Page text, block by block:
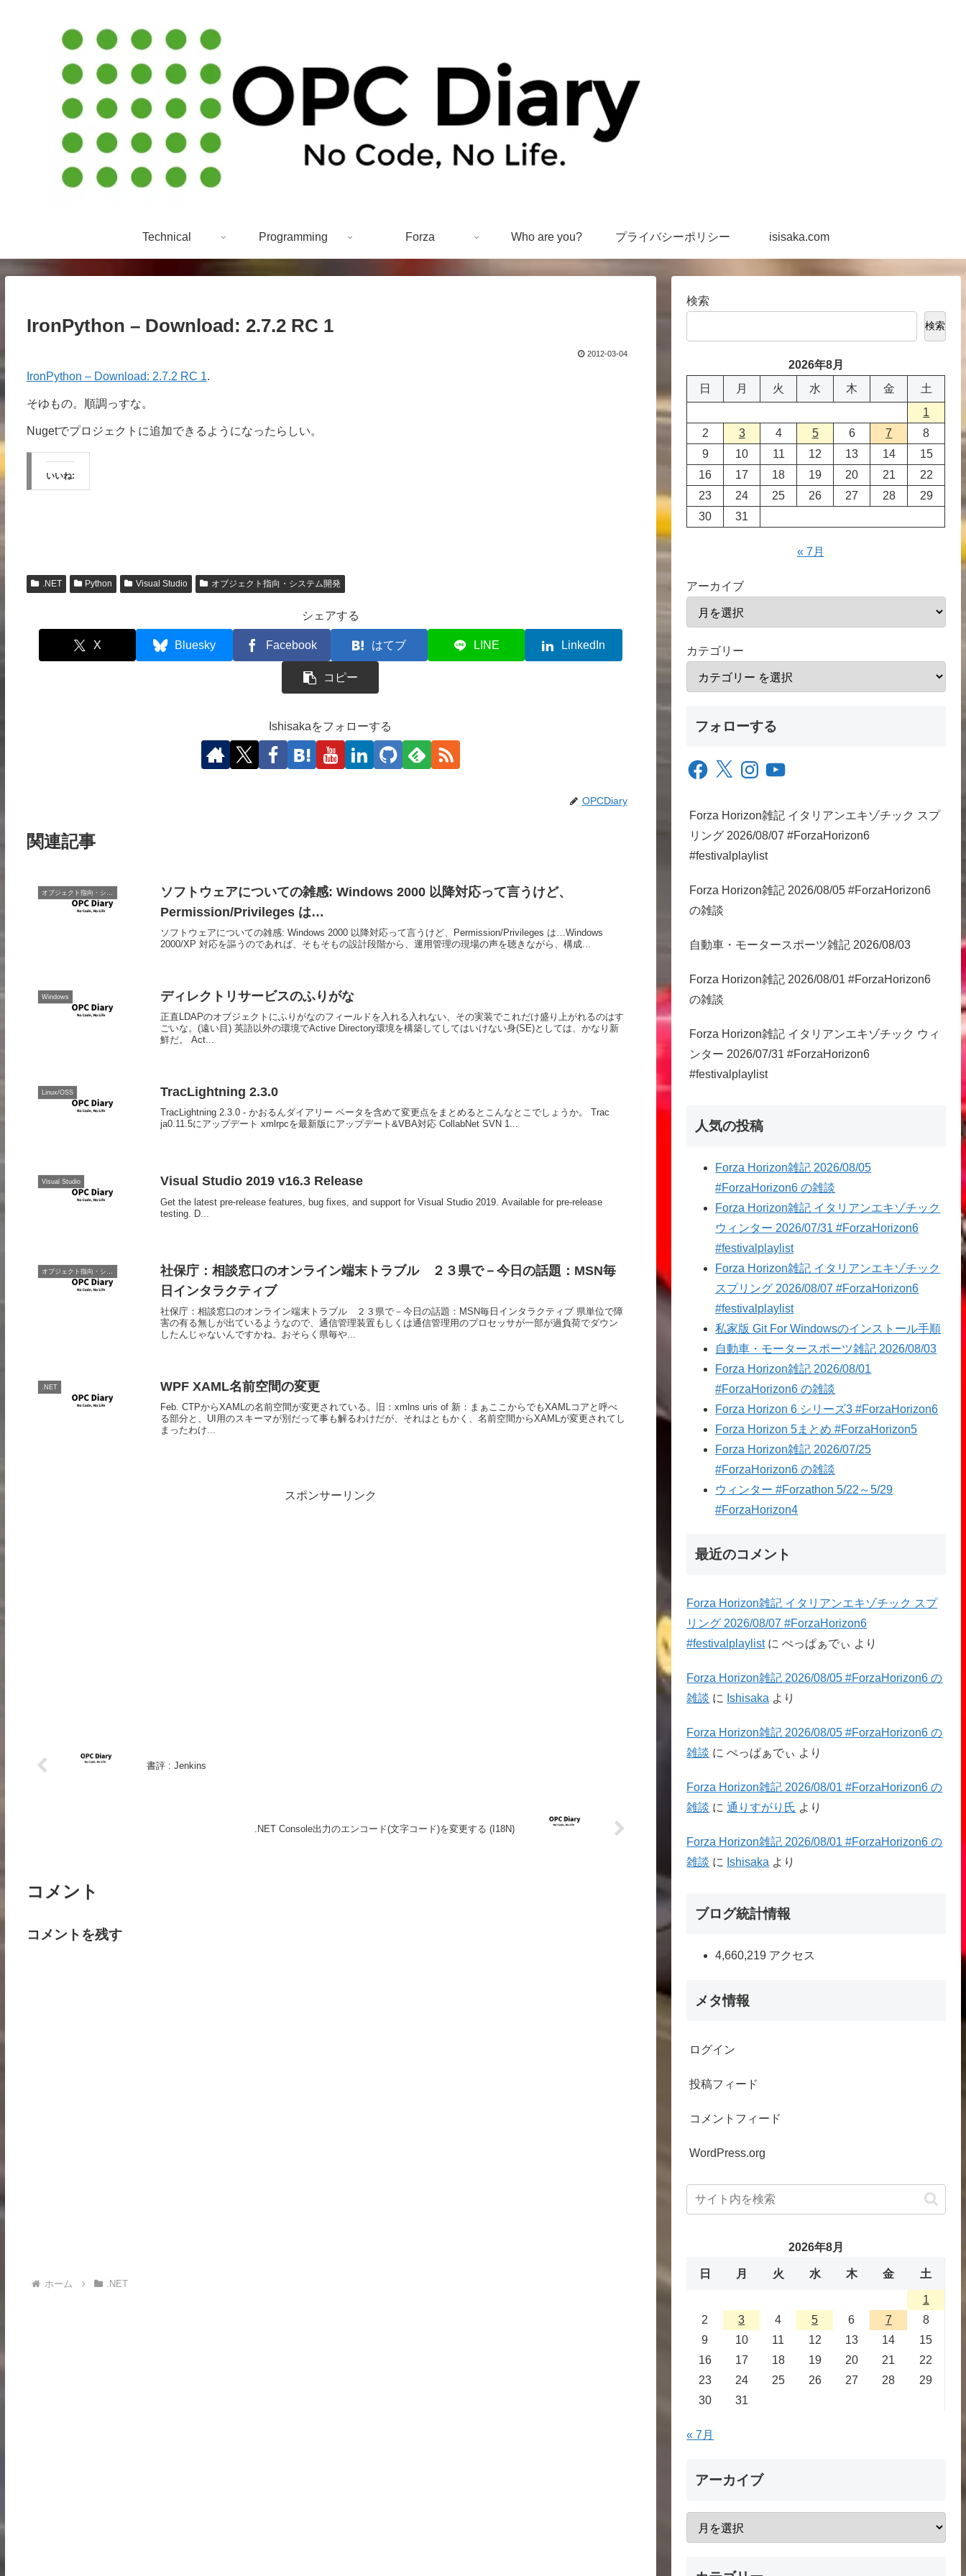
Technical Programming Forza Who are you? プライバシーポリシー isisaka.com
IronPython – Download: 2.7.2 RC 1
2012-03-04
IronPython – Download: 2.7.2 RC 1.
そゆもの。順調っすな。
Nugetでプロジェクトに追加できるようになったらしい。
いいね:
.NET Python Visual Studio オブジェクト指向・システム開発
シェアする
X Bluesky Facebook はてブ LINE LinkedIn
コピー
Ishisakaをフォローする
OPCDiary
関連記事
オブジェクト指向・システム開発
ソフトウェアについての雑感: Windows 2000 以降対応って言うけど、
Permission/Privileges は…
ソフトウェアについての雑感: Windows 2000 以降対応って言うけど、Permission/Privileges は…Windows
2000/XP 対応を謳うのであれば、そもそもの設計段階から、運用管理の現場の声を聴きながら、構成...
Windows ディレクトリサービスのふりがな
正直LDAPのオブジェクトにふりがなのフィールドを入れる入れない、その実装でこれだけ盛り上がれるのはす
ごいな。(遠い目) 英語以外の環境でActive Directory環境を構築してしてはいけない身(SE)としては、かなり新
鮮だ。 Act...
Linux/OSS TracLightning 2.3.0
TracLightning 2.3.0 - かおるんダイアリー ベータを含めて変更点をまとめるとこんなとこでしょうか。 Trac
ja0.11.5にアップデート xmlrpcを最新版にアップデート&VBA対応 CollabNet SVN 1...
Visual Studio Visual Studio 2019 v16.3 Release
Get the latest pre-release features, bug fixes, and support for Visual Studio 2019. Available for pre-release
testing. D...
オブジェクト指向・システム開発
社保庁：相談窓口のオンライン端末トラブル ２３県で－今日の話題：MSN毎
日インタラクティブ
社保庁：相談窓口のオンライン端末トラブル ２３県で－今日の話題：MSN毎日インタラクティブ 県単位で障
害の有る無しが出ているようなので、通信管理装置もしくは通信管理用のプロセッサが一部が過負荷でダウン
したんじゃないんですかね。おそらく県毎や...
.NET WPF XAML名前空間の変更
Feb. CTPからXAMLの名前空間が変更されている。旧：xmlns uris of 新：まぁここからでもXAMLコアと呼べ
る部分と、UI用のスキーマが別だって事も解るわけだが、それはともかく、名前空間からXAMLが変更されてし
まったわけ...
スポンサーリンク
書評 : Jenkins
.NET Console出力のエンコード(文字コード)を変更する (I18N)
コメント
コメントを残す
ホーム .NET
検索
検索
2026年8月
日
月 火 水 木 金
土
1
2
3 4 5 6 7
8
9
10 11 12 13 14
15
16
17 18 19 20 21
22
23
24 25 26 27 28
29
30
31
« 7月
アーカイブ
カテゴリー
フォローする
Facebook
X InstagramYouTube
Forza Horizon雑記 イタリアンエキゾチック スプ
リング 2026/08/07 #ForzaHorizon6
#festivalplaylist
Forza Horizon雑記 2026/08/05 #ForzaHorizon6
の雑談
自動車・モータースポーツ雑記 2026/08/03
Forza Horizon雑記 2026/08/01 #ForzaHorizon6
の雑談
Forza Horizon雑記 イタリアンエキゾチック ウィ
ンター 2026/07/31 #ForzaHorizon6
#festivalplaylist
人気の投稿
Forza Horizon雑記 2026/08/05
#ForzaHorizon6 の雑談
Forza Horizon雑記 イタリアンエキゾチック
ウィンター 2026/07/31 #ForzaHorizon6
#festivalplaylist
Forza Horizon雑記 イタリアンエキゾチック
スプリング 2026/08/07 #ForzaHorizon6
#festivalplaylist
私家版 Git For Windowsのインストール手順
自動車・モータースポーツ雑記 2026/08/03
Forza Horizon雑記 2026/08/01
#ForzaHorizon6 の雑談
Forza Horizon 6 シリーズ3 #ForzaHorizon6
Forza Horizon 5まとめ #ForzaHorizon5
Forza Horizon雑記 2026/07/25
#ForzaHorizon6 の雑談
ウィンター #Forzathon 5/22～5/29
#ForzaHorizon4
最近のコメント
Forza Horizon雑記 イタリアンエキゾチック スプ
リング 2026/08/07 #ForzaHorizon6
#festivalplaylistにぺっぱぁでぃ より
Forza Horizon雑記 2026/08/05 #ForzaHorizon6 の
雑談 に Ishisaka より
Forza Horizon雑記 2026/08/05 #ForzaHorizon6 の
雑談 にぺっぱぁでぃ より
Forza Horizon雑記 2026/08/01 #ForzaHorizon6 の
雑談 に通りすがり氏 より
Forza Horizon雑記 2026/08/01 #ForzaHorizon6 の
雑談 に Ishisaka より
ブログ統計情報
4,660,219 アクセス
メタ情報
ログイン
投稿フィード
コメントフィード
WordPress.org
2026年8月
日 月 火 水 木 金 土
1
2
3 4 5 6 7
8
9
10 11 12 13 14
15
16
17 18 19 20 21
22
23
24 25 26 27 28
29
30
31
« 7月
アーカイブ